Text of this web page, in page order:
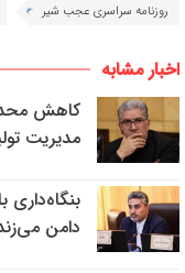
روزنامه سراسری عجب شیر
اخبار مشابه
کاهش
مدیریت
بنگاه‌داری
دامن